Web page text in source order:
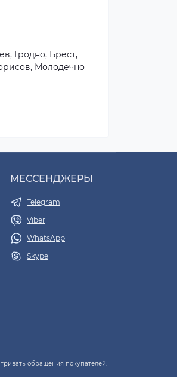
Гродно, Брест,
Молодечно
МЕССЕНДЖЕРЫ
Telegram
Viber
WhatsApp
Skype
обращения покупателей: